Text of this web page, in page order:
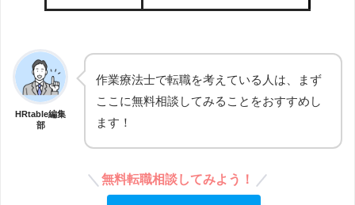
HRtable編集
部
作業療法士で転職を考えている人は、まず
ここに無料相談してみることをおすすめし
ます！
無料転職相談してみよう！